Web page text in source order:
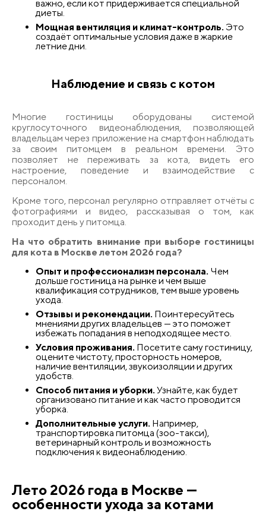
важно, если кот придерживается специальной
диеты.
Мощная вентиляция и климат-контроль. Это
создаёт оптимальные условия даже в жаркие
летние дни.
Наблюдение и связь с котом
Многие гостиницы оборудованы системой
круглосуточного видеонаблюдения, позволяющей
владельцам через приложение на смартфон наблюдать
за своим питомцем в реальном времени. Это
позволяет не переживать за кота, видеть его
настроение, поведение и взаимодействие с
персоналом.
Кроме того, персонал регулярно отправляет отчёты с
фотографиями и видео, рассказывая о том, как
проходит день у питомца.
На что обратить внимание при выборе гостиницы
для кота в Москве летом 2026 года?
Опыт и профессионализм персонала. Чем
дольше гостиница на рынке и чем выше
квалификация сотрудников, тем выше уровень
ухода.
Отзывы и рекомендации. Поинтересуйтесь
мнениями других владельцев — это поможет
избежать попадания в неподходящее место.
Условия проживания. Посетите саму гостиницу,
оцените чистоту, просторность номеров,
наличие вентиляции, звукоизоляции и других
удобств.
Способ питания и уборки. Узнайте, как будет
организовано питание и как часто проводится
уборка.
Дополнительные услуги. Например,
транспортировка питомца (зоо-такси),
ветеринарный контроль и возможность
подключения к видеонаблюдению.
Лето 2026 года в Москве —
особенности ухода за котами